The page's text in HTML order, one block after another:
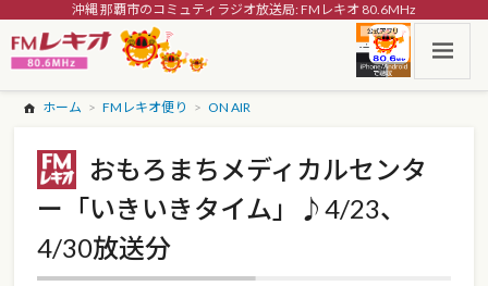
沖縄 那覇市のコミュティラジオ放送局: FMレキオ 80.6MHz
ホーム FMレキオ便り ON AIR
おもろまちメディカルセンタ
ー「いきいきタイム」♪4/23、
4/30放送分